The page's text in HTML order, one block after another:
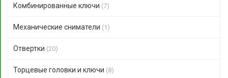
Комбинированные ключи (7)
Механические сниматели (1)
Отвертки (20)
Торцевые головки и ключи (8)